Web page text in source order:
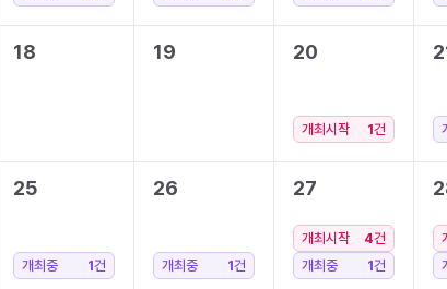
18 19 20
개최시작 1건
25
개최중 1건
26
개최중 1건
27
개최시작 4건
개최중
1건